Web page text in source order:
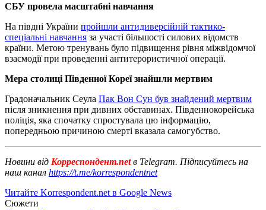
СБУ провела масштабні навчання
На півдні України пройшли антидиверсійній тактико-
спеціальні навчання за участі більшості силових відомств
країни. Метою тренувань було підвищення рівня міжвідомчої
взаємодії при проведенні антитерористичної операції.
Мера столиці Південної Кореї знайшли мертвим
Градоначальник Сеула Пак Вон Сун був знайдений мертвим
після зникнення при дивних обставинах. Південнокорейська
поліція, яка спочатку спростувала цю інформацію,
попередньою причиною смерті вказала самогубство.
Новини від Корреспондент.netв Telegram. Підписуйтесь на
наш канал https://t.me/korrespondentnet
Читайте Korrespondent.net в Google News
Сюжети